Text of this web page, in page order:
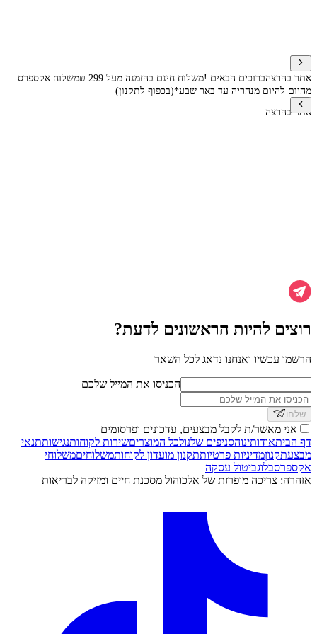
אתר בהרצהברוכים הבאים !משלוח חינם בהזמנה מעל 299 ₪
משלוח אקספרס
מהיום להיום מנהריה עד באר שבע*(בכפוף לתקנון)
אתר בהרצה
רוצים להיות הראשונים לדעת?
הרשמו עכשיו ואנחנו נדאג לכל השאר
הכניסו את המייל שלכם
שלחו
אני מאשר/ת לקבל מבצעים, עדכונים ופרסומים
דף הביתאודותינוהסניפים שלנולכל המוצריםשירות לקוחותנגישותתנאי
מבצעתקנוןמדיניות פרטיותתקנון מועדון לקוחותמשלוחיםמשלוחי
אקספרסבלוגביטול עסקה
אזהרה: צריכה מופרזת של אלכוהול מסכנת חיים ומזיקה לבריאות